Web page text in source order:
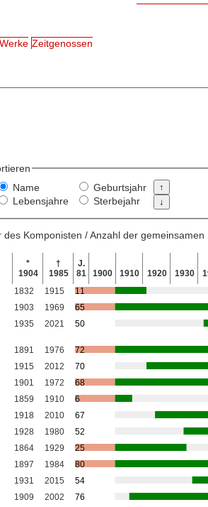
Werke Zeitgenossen
Name
Lebensjahre
Geburtsjahr
Sterbejahr
des Komponisten / Anzahl der gemeinsamen
*
1904
†
1985
J.
81
1900 1910 1920 1930
1832 1915
11
1903 1969
65
1935 2021 50
1891 1976
72
1915 2012
70
1901 1972
68
1859 1910
6
1918 2010
67
1928 1980
52
1864 1929
25
1897 1984
80
1931 2015
54
1909 2002
76